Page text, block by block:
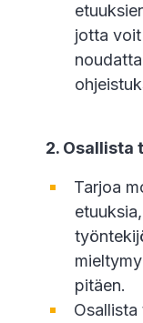
jotta
2. Osallista
Tarjoa
pitäen.